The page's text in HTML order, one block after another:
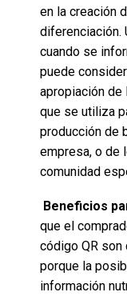
en la creación
diferenciación.
cuando se
puede
apropiación de
que se utiliza
producción de
empresa, o de
comunidad
Beneficios
que el
código QR
porque la
información